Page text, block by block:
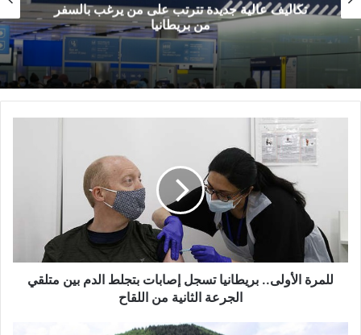
تكاليف عالية جديدة تترتب على من يرغب بالسفر
من بريطانيا
بتجلط
بين
متلقي
الجرعةللمرة الأولى.. بريطانيا تسجل إصابات بتجلط الدم بين متلقي
الجرعة الثانية من اللقاح